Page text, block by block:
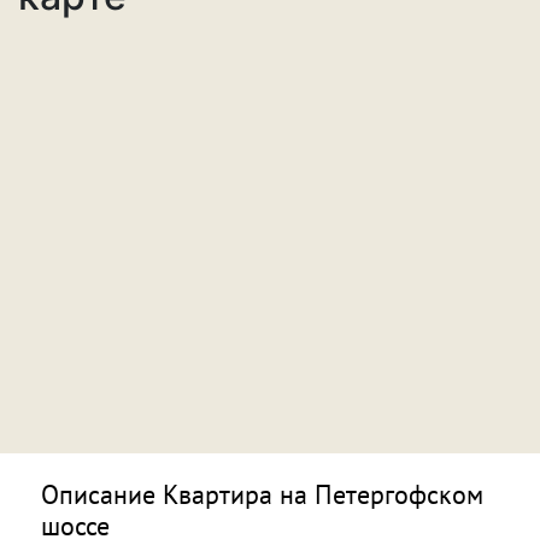
Описание Квартира на Петергофском
шоссе